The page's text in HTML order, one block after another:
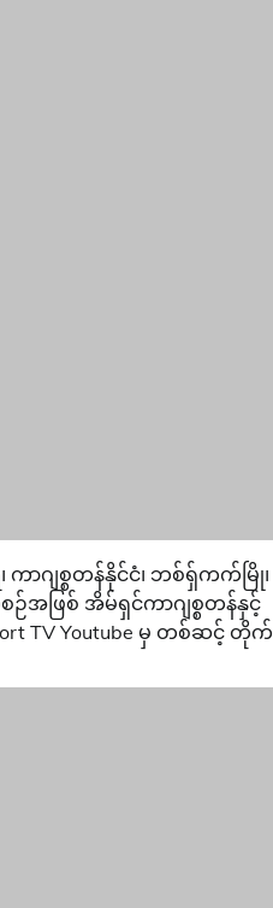
ာဂျစ္စတန်နိုင်ငံ၊ ဘစ်ရှ်ကက်မြို၊
အဖြစ် အိမ်ရှင်ကာဂျစ္စတန်နှင့်
TV Youtube မှ တစ်ဆင့် တိုက်